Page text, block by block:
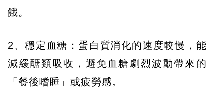
餓。
2、穩定血糖：蛋白質消化的速度較慢，能
減緩醣類吸收，避免血糖劇烈波動帶來的
「餐後嗜睡」或疲勞感。